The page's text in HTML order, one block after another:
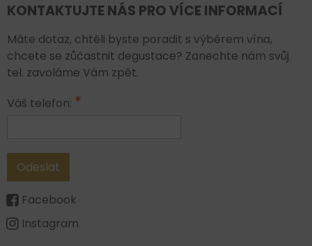
KONTAKTUJTE NÁS PRO VÍCE INFORMACÍ
Máte dotaz, chtěli byste poradit s výběrem vína,
chcete se zůčastnit degustace? Zanechte nám svůj
tel. zavoláme Vám zpět.
Váš telefon: *
Odeslat
Facebook
Instagram